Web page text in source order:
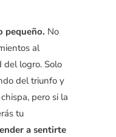
pequeño. No
al
del logro. Solo
del triunfo y
pero si la
tu
a sentirte